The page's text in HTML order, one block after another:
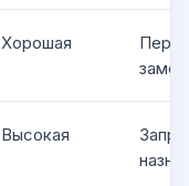
Хорошая
Высокая